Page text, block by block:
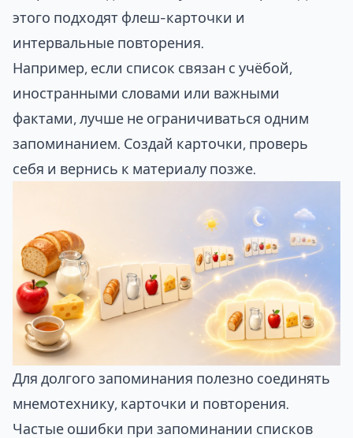
этого подходят флеш-карточки и
интервальные повторения
Например, если список связан с учёбой,
иностранными словами или важными
фактами, лучше не ограничиваться одним
запоминанием. Создай карточки, проверь
себя и вернись к материалу позже.
Для долгого запоминания полезно соединять
мнемотехнику, карточки и повторения.
Частые ошибки при запоминании списков